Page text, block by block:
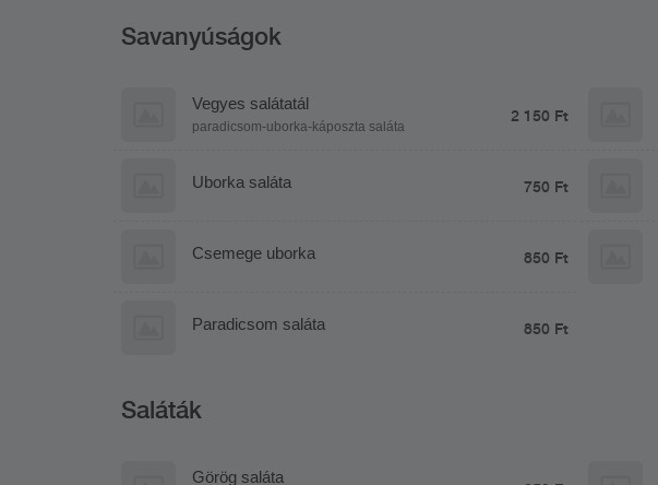
Savanyúságok
Vegyes salátatál
paradicsom-uborka-káposzta saláta
2 150 Ft
Uborka saláta 750 Ft
Csemege uborka 850 Ft
Paradicsom saláta 850 Ft
Saláták
Görög saláta